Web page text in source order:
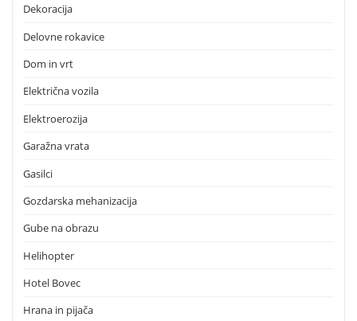
Dekoracija
Delovne rokavice
Dom in vrt
Električna vozila
Elektroerozija
Garažna vrata
Gasilci
Gozdarska mehanizacija
Gube na obrazu
Helihopter
Hotel Bovec
Hrana in pijača